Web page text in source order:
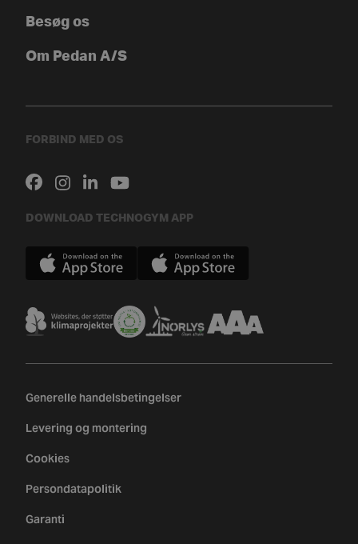
Besøg os
Om Pedan A/S
FORBIND MED OS
DOWNLOAD TECHNOGYM APP
Generelle handelsbetingelser
Levering og montering
Cookies
Persondatapolitik
Garanti